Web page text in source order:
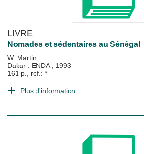
LIVRE
Nomades et sédentaires au Sénégal
W. Martin
Dakar : ENDA ; 1993
161 p., ref.: *
Plus d'information...